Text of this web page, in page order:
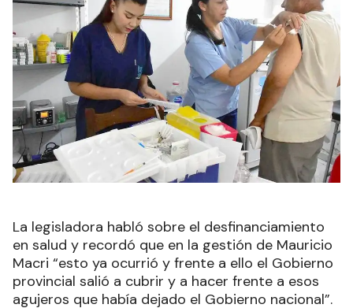
La legisladora habló sobre el desfinanciamiento
en salud y recordó que en la gestión de Mauricio
Macri “esto ya ocurrió y frente a ello el Gobierno
provincial salió a cubrir y a hacer frente a esos
agujeros que había dejado el Gobierno nacional”.